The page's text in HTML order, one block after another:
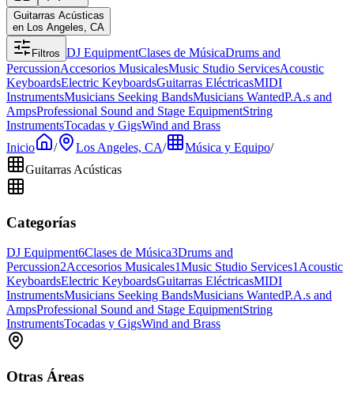
Guitarras Acústicas
en Los Angeles, CA
Filtros DJ EquipmentClases de MúsicaDrums and
PercussionAccesorios MusicalesMusic Studio ServicesAcoustic
KeyboardsElectric KeyboardsGuitarras EléctricasMIDI
InstrumentsMusicians Seeking BandsMusicians WantedP.A.s and
AmpsProfessional Sound and Stage EquipmentString
InstrumentsTocadas y GigsWind and Brass
Inicio
/ Los Angeles, CA/ Música y Equipo/
Guitarras Acústicas
Categorías
DJ Equipment6Clases de Música3Drums and
Percussion2Accesorios Musicales1Music Studio Services1Acoustic
KeyboardsElectric KeyboardsGuitarras EléctricasMIDI
InstrumentsMusicians Seeking BandsMusicians WantedP.A.s and
AmpsProfessional Sound and Stage EquipmentString
InstrumentsTocadas y GigsWind and Brass
Otras Áreas